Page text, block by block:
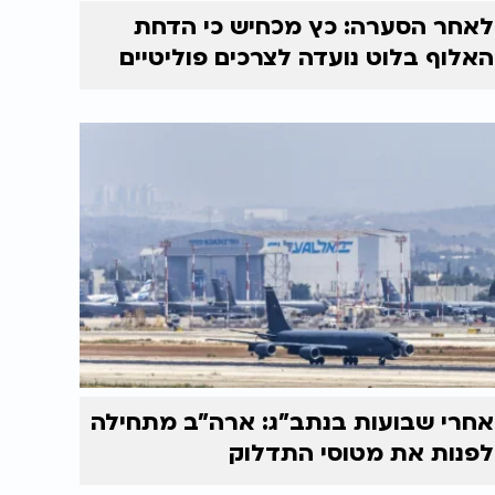
לאחר הסערה: כץ מכחיש כי הדחת
האלוף בלוט נועדה לצרכים פוליטיים
אחרי שבועות בנתב"ג: ארה"ב מתחילה
לפנות את מטוסי התדלוק